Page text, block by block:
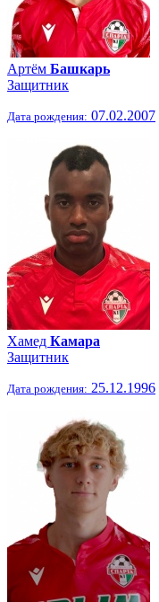
Артём Башкарь
Защитник
Дата рождения: 07.02.2007
Хамед Камара
Защитник
Дата рождения: 25.12.1996